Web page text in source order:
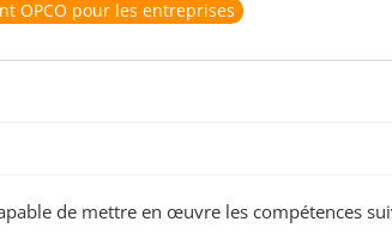
OPCO pour les entreprises
de mettre en œuvre les compétences